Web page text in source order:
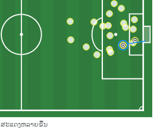
ສະແດງຫລາຍຂື້ນ